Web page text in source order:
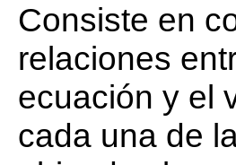
Consiste en
relaciones
ecuación y el
cada una de